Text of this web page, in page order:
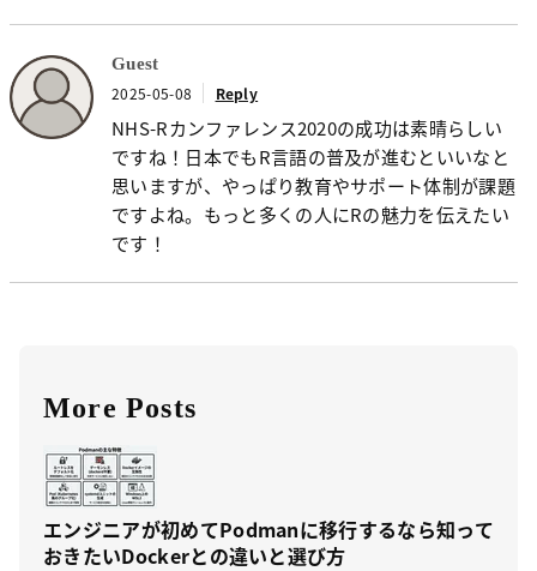
Guest
2025-05-08 Reply
NHS-Rカンファレンス2020の成功は素晴らしい
ですね！日本でもR言語の普及が進むといいなと
思いますが、やっぱり教育やサポート体制が課題
ですよね。もっと多くの人にRの魅力を伝えたい
です！
More Posts
エンジニアが初めてPodmanに移行するなら知って
おきたいDockerとの違いと選び方